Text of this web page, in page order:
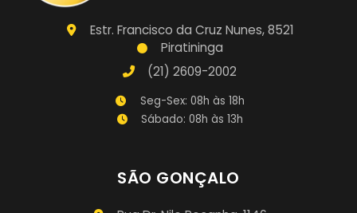
Estr. Francisco da Cruz Nunes, 8521
Piratininga
(21) 2609-2002
Seg-Sex: 08h às 18h
Sábado: 08h às 13h
SÃO GONÇALO